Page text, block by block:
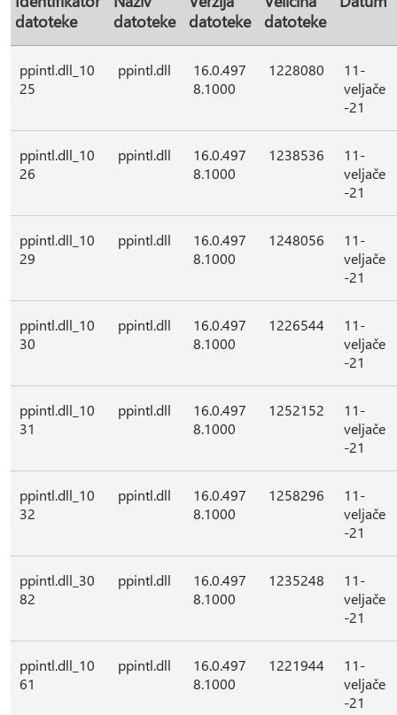
datoteke
datoteke
datoteke
datoteke
ppintl.dll_10
25
ppintl.dll
16.0.497
8.1000
1228080
11-
veljače
-21
ppintl.dll_10
26
ppintl.dll
16.0.497
8.1000
1238536
11-
veljače
-21
ppintl.dll_10
29
ppintl.dll
16.0.497
8.1000
1248056
11-
veljače
-21
ppintl.dll_10
30
ppintl.dll
16.0.497
8.1000
1226544
11-
veljače
-21
ppintl.dll_10
31
ppintl.dll
16.0.497
8.1000
1252152
11-
veljače
-21
ppintl.dll_10
32
ppintl.dll
16.0.497
8.1000
1258296
11-
veljače
-21
ppintl.dll_30
82
ppintl.dll
16.0.497
8.1000
1235248
11-
veljače
-21
ppintl.dll_10
61
ppintl.dll
16.0.497
8.1000
1221944
11-
veljače
-21